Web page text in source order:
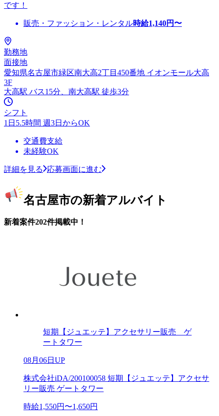
です！
販売・ファッション・レンタル時給1,140円〜
勤務地
面接地
愛知県名古屋市緑区南大高2丁目450番地 イオンモール大高
3F
大高駅 バス15分、南大高駅 徒歩3分
シフト
1日5.5時間 週3日からOK
交通費支給
未経験OK
詳細を見る 応募画面に進む
名古屋市の新着アルバイト
新着案件202件掲載中！
短期【ジュエッテ】アクセサリー販売 ゲ
ートタワー
08月06日UP
株式会社iDA/200100058 短期【ジュエッテ】アクセサ
リー販売 ゲートタワー
時給1,550円〜1,650円